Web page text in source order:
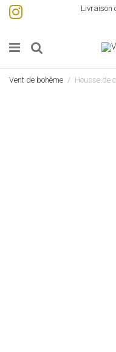
Livraison
Vent de bohème Housse de